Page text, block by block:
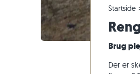
Fliser i kvartsit
Fliser af marmor
Antikke fliser
Vægbeklædning af natursten
Terrassefliser i kalksten
Terrassefliser i marmor
Terrassefliser i kvartsit
Terrassefliser i basalt
Ændring og annullering af
Forsendelse af prøver
Levering og transport
Panoramisk tur
Havedesign
Levestile
Startside
Brug
Der er